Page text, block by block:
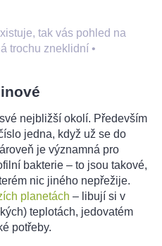
tak vás pohled na
trochu zneklidní •
nejbližší okolí. Především
jedna, když už se do
je významná pro
bakterie – to jsou takové,
nic jiného nepřežije.
planetách – libují si v
teplotách, jedovatém
potřeby.